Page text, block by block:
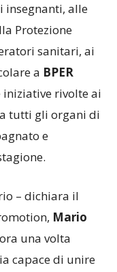
inoltre alle
alle
Protezione
sanitari, ai
aBPER
iniziative rivolte ai
tutti gli organi di
e
– dichiara il
Mario
una volta